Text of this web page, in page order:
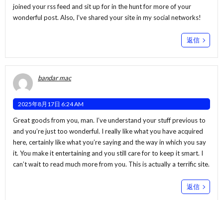
joined your rss feed and sit up for in the hunt for more of your
wonderful post. Also, I’ve shared your site in my social networks!
返信
bandar mac
2025年8月17日 6:24 AM
Great goods from you, man. I’ve understand your stuff previous to
and you’re just too wonderful. I really like what you have acquired
here, certainly like what you’re saying and the way in which you say
it. You make it entertaining and you still care for to keep it smart. I
can’t wait to read much more from you. This is actually a terrific site.
返信